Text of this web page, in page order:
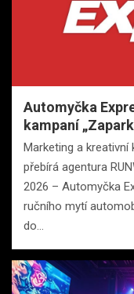
Automyčka
kampaní
Marketing a kreativní
přebírá agentura
2026 – Automyčka
ručního mytí
do…